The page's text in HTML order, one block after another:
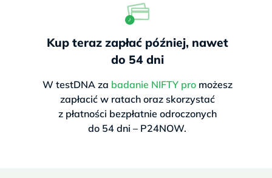
Kup teraz zapłać później, nawet
do 54 dni
W testDNA za badanie NIFTY promożesz
zapłacić w ratach oraz skorzystać
z płatności bezpłatnie odroczonych
do 54 dni – P24NOW.